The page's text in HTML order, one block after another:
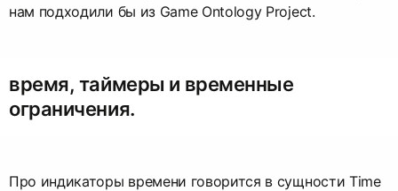
нам подходили бы из Game Ontology Project.
время, таймеры и временные
ограничения.
Про индикаторы времени говорится в сущности Time